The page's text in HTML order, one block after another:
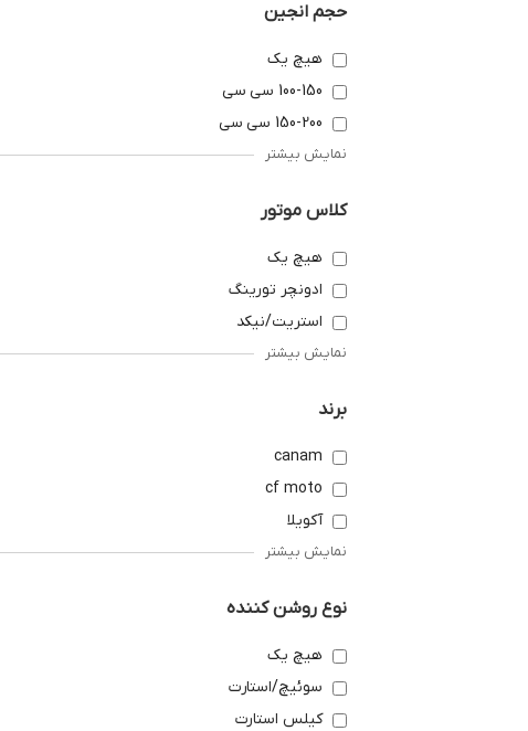
حجم انجین
هیچ یک
100-150 سی سی
150-200 سی سی
نمایش بیشتر
کلاس موتور
هیچ یک
ادونچر تورینگ
استریت/نیکد
نمایش بیشتر
برند
canam
cf moto
آکویلا
نمایش بیشتر
نوع روشن کننده
هیچ یک
سوئیچ/استارت
کیلس استارت